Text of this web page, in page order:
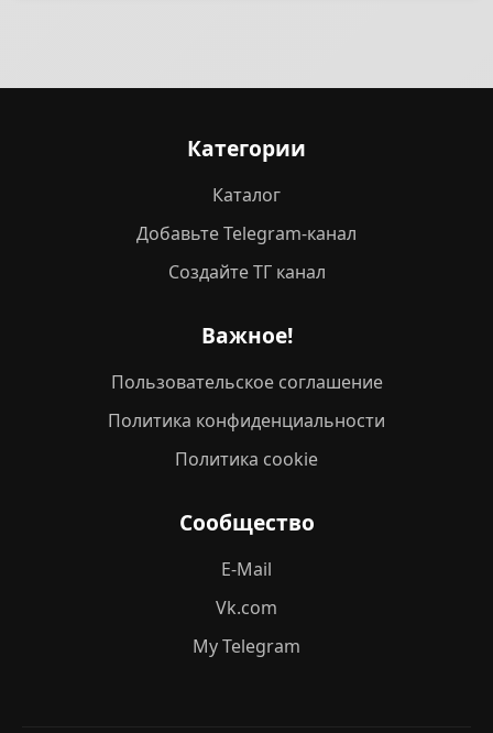
Категории
Каталог
Добавьте Telegram-канал
Создайте ТГ канал
Важное!
Пользовательское соглашение
Политика конфиденциальности
Политика cookie
Сообщество
E-Mail
Vk.com
My Telegram